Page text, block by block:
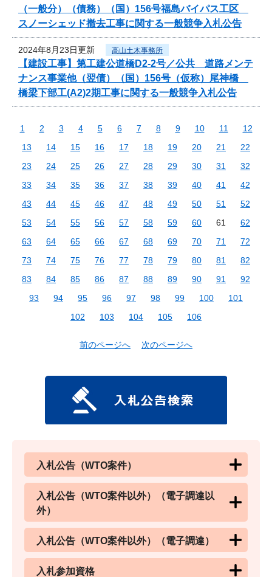
（一般分）（債務）（国）156号福島バイパス工区
スノーシェッド撤去工事に関する一般競争入札公告
2024年8月23日更新 高山土木事務所
【建設工事】第工建公道橋D2-2号／公共 道路メンテ
ナンス事業他（翌債）（国）156号（仮称）尾神橋
橋梁下部工(A2)2期工事に関する一般競争入札公告
1 2 3 4 5 6 7 8 9 10 11
12
13
14 15 16 17 18 19 20 21
22
23
24 25 26 27 28 29 30 31
32
33
34 35 36 37 38 39 40 41
42
43
44 45 46 47 48 49 50 51
52
53
54 55 56 57 58 59 60 61
62
63
64 65 66 67 68 69 70 71
72
73
74 75 76 77 78 79 80 81
82
83
84 85 86 87 88 89 90 91
92
93
94 95 96 97 98 99 100
101
102
103 104 105 106
前のページへ 次のページへ
入札公告（WTO案件）
入札公告（WTO案件以外）（電子調達以
外）
入札公告（WTO案件以外）（電子調達）
入札参加資格